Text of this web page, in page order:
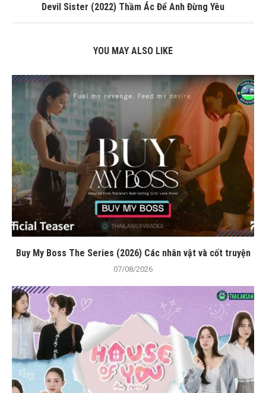
Devil Sister (2022) Thầm Ác Để Anh Đừng Yêu
YOU MAY ALSO LIKE
Buy My Boss The Series (2026) Các nhân vật và cốt truyện
07/08/2026